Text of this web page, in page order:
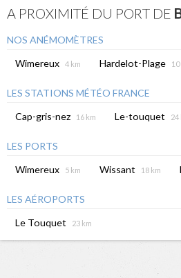
A PROXIMITÉ DU PORT DE
NOS ANÉMOMÈTRES
Wimereux
4 km Hardelot-Plage 10
LES STATIONS MÉTÉO FRANCE
Cap-gris-nez
16 km Le-touquet 24
LES PORTS
Wimereux
5 km Wissant 18 km
LES AÉROPORTS
Le Touquet
23 km